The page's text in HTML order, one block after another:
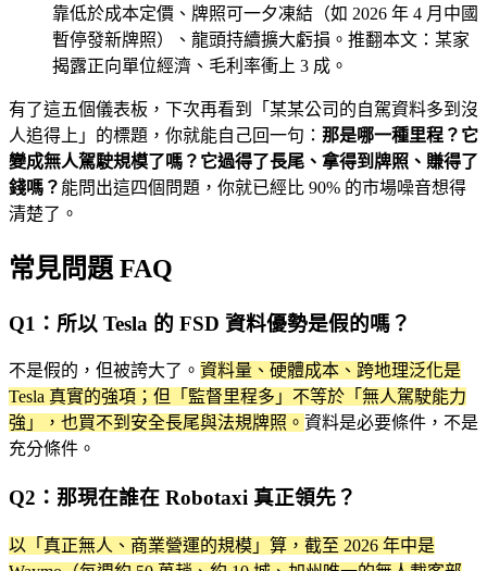
靠低於成本定價、牌照可一夕凍結（如 2026 年 4 月中國
暫停發新牌照）、龍頭持續擴大虧損。推翻本文：某家
揭露正向單位經濟、毛利率衝上 3 成。
有了這五個儀表板，下次再看到「某某公司的自駕資料多到沒
人追得上」的標題，你就能自己回一句： 那是哪一種里程？它
變成無人駕駛規模了嗎？它過得了長尾、拿得到牌照、賺得了
錢嗎？ 能問出這四個問題，你就已經比 90% 的市場噪音想得
清楚了。
常見問題 FAQ
Q1：所以 Tesla 的 FSD 資料優勢是假的嗎？
不是假的，但被誇大了。 資料量、硬體成本、跨地理泛化是
Tesla 真實的強項；但「監督里程多」不等於「無人駕駛能力
強」，也買不到安全長尾與法規牌照。 資料是必要條件，不是
充分條件。
Q2：那現在誰在 Robotaxi 真正領先？
以「真正無人、商業營運的規模」算，截至 2026 年中是